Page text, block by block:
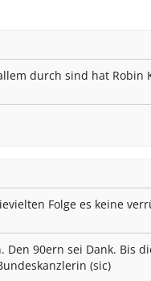
durch sind hat Robin
Folge es keine
90ern sei Dank. Bis
(sic)